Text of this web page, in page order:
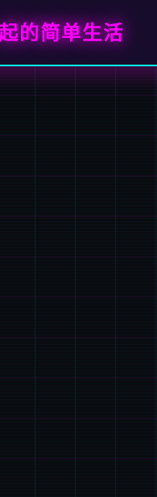
的简单生活